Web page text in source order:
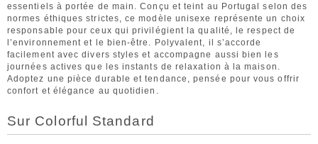
essentiels à portée de main. Conçu et teint au Portugal selon des
normes éthiques strictes, ce modèle unisexe représente un choix
responsable pour ceux qui privilégient la qualité, le respect de
l’environnement et le bien-être. Polyvalent, il s’accorde
facilement avec divers styles et accompagne aussi bien les
journées actives que les instants de relaxation à la maison.
Adoptez une pièce durable et tendance, pensée pour vous offrir
confort et élégance au quotidien.
Sur Colorful Standard